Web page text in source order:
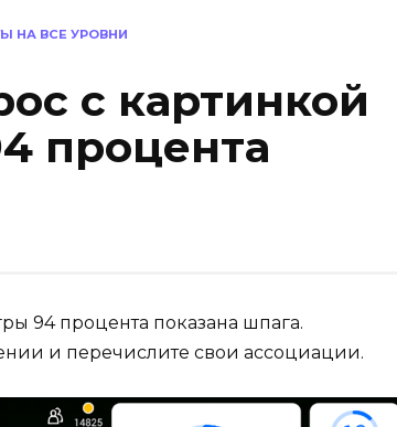
НА ВСЕ УРОВНИ
с картинкой
процента
94 процента показана шпага.
и перечислите свои ассоциации.